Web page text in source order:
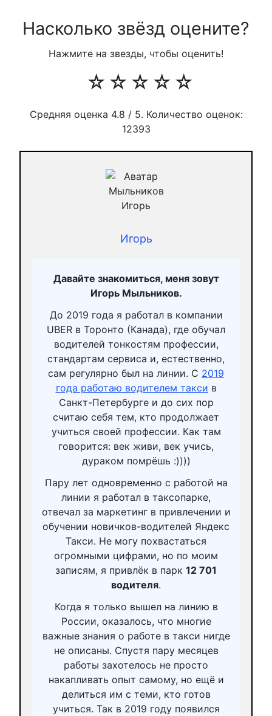
Насколько звёзд оцените?
Нажмите на звезды, чтобы оценить!
☆
☆
☆
☆
☆
Средняя оценка 4.8 / 5. Количество оценок:
12393
Игорь
Давайте знакомиться, меня зовут
Игорь Мыльников.
До 2019 года я работал в компании
UBER в Торонто (Канада), где обучал
водителей тонкостям профессии,
стандартам сервиса и, естественно,
сам регулярно был на линии. С 2019
года работаю водителем такси в
Санкт-Петербурге и до сих пор
считаю себя тем, кто продолжает
учиться своей профессии. Как там
говорится: век живи, век учись,
дураком помрёшь :))))
Пару лет одновременно с работой на
линии я работал в таксопарке,
отвечал за маркетинг в привлечении и
обучении новичков-водителей Яндекс
Такси. Не могу похвастаться
огромными цифрами, но по моим
записям, я привлёк в парк 12 701
водителя.
Когда я только вышел на линию в
России, оказалось, что многие
важные знания о работе в такси нигде
не описаны. Спустя пару месяцев
работы захотелось не просто
накапливать опыт самому, но ещё и
делиться им с теми, кто готов
учиться. Так в 2019 году появился